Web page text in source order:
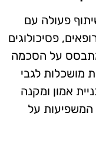
שיתוף פעולה עם
פסיכולוגים
מתבסס על הסכמה
מושכלות לגבי
אמון ומקנה
על